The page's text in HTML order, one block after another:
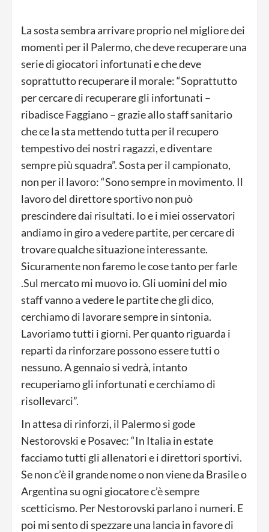
La sosta sembra arrivare proprio nel migliore dei
momenti per il Palermo, che deve recuperare una
serie di giocatori infortunati e che deve
soprattutto recuperare il morale: “Soprattutto
per cercare di recuperare gli infortunati –
ribadisce Faggiano – grazie allo staff sanitario
che ce la sta mettendo tutta per il recupero
tempestivo dei nostri ragazzi, e diventare
sempre più squadra”. Sosta per il campionato,
non per il lavoro: “Sono sempre in movimento. Il
lavoro del direttore sportivo non può
prescindere dai risultati. Io e i miei osservatori
andiamo in giro a vedere partite, per cercare di
trovare qualche situazione interessante.
Sicuramente non faremo le cose tanto per farle
.Sul mercato mi muovo io. Gli uomini del mio
staff vanno a vedere le partite che gli dico,
cerchiamo di lavorare sempre in sintonia.
Lavoriamo tutti i giorni. Per quanto riguarda i
reparti da rinforzare possono essere tutti o
nessuno. A gennaio si vedrà, intanto
recuperiamo gli infortunati e cerchiamo di
risollevarci”.
In attesa di rinforzi, il Palermo si gode
Nestorovski e Posavec: “In Italia in estate
facciamo tutti gli allenatori e i direttori sportivi.
Se non c’è il grande nome o non viene da Brasile o
Argentina su ogni giocatore c’è sempre
scetticismo. Per Nestorovski parlano i numeri. E
poi mi sento di spezzare una lancia in favore di